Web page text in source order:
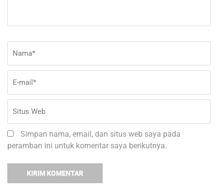
Simpan nama, email, dan situs web saya pada
peramban ini untuk komentar saya berikutnya.